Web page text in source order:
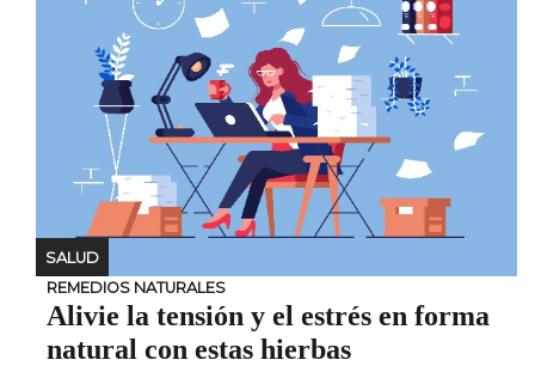
SALUD
REMEDIOS NATURALES
Alivie la tensión y el estrés en forma
natural con estas hierbas